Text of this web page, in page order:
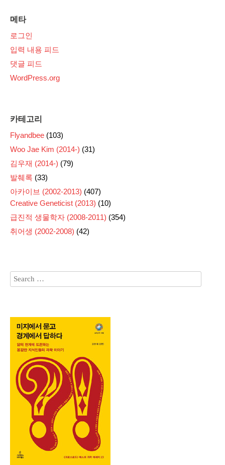
메타
로그인
입력 내용 피드
댓글 피드
WordPress.org
카테고리
Flyandbee (103)
Woo Jae Kim (2014-) (31)
김우재 (2014-) (79)
발췌록 (33)
아카이브 (2002-2013) (407)
Creative Geneticist (2013) (10)
급진적 생물학자 (2008-2011) (354)
취어생 (2002-2008) (42)